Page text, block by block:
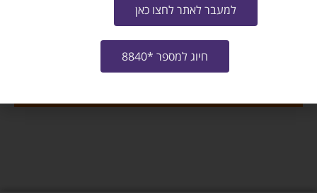
שלח קו"ח למשרה
למעבר לאתר לחצו כאן
חיוג למספר *8840